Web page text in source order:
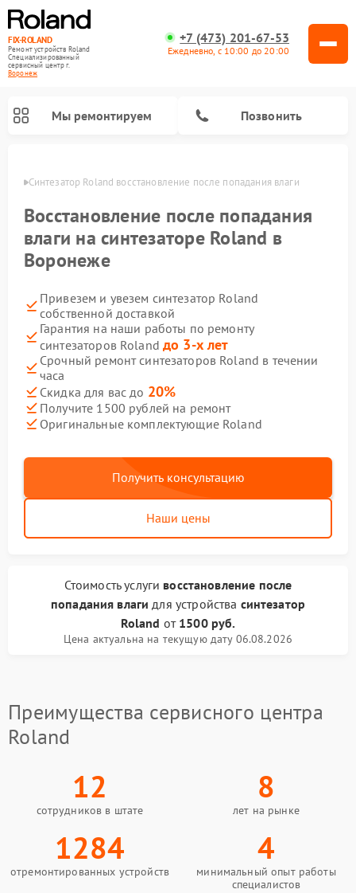
FIX-ROLAND
Ремонт устройств Roland
Специализированный
cервисный центр г.
Воронеж
+7 (473) 201-67-53
Ежедневно, с 10:00 до 20:00
Мы ремонтируем Позвонить
Синтезатор Roland восстановление после попадания влаги
Восстановление после попадания
влаги на синтезаторе Roland в
Воронеже
Привезем и увезем синтезатор Roland
собственной доставкой
Гарантия на наши работы по ремонту
синтезаторов Rolandдо 3-х лет
Срочный ремонт синтезаторов Roland в течении
часа
Скидка для вас до 20%
Получите 1500 рублей на ремонт
Оригинальные комплектующие Roland
Получить консультацию
Наши цены
Стоимость услуги восстановление после
попадания влаги для устройства синтезатор
Roland от 1500 руб.
Цена актуальна на текущую дату 06.08.2026
Преимущества сервисного центра
Roland
12
сотрудников в штате
8
лет на рынке
1284
отремонтированных устройств
4
минимальный опыт работы
специалистов